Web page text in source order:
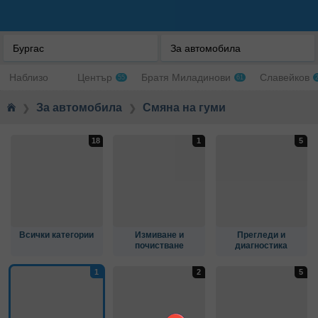
Бургас За автомобила
Наблизо Център 55 Братя Миладинови 61 Славейков
❯ За автомобила ❯ Смяна на гуми
Всички категории
Измиване и
почистване
Прегледи и
диагностика